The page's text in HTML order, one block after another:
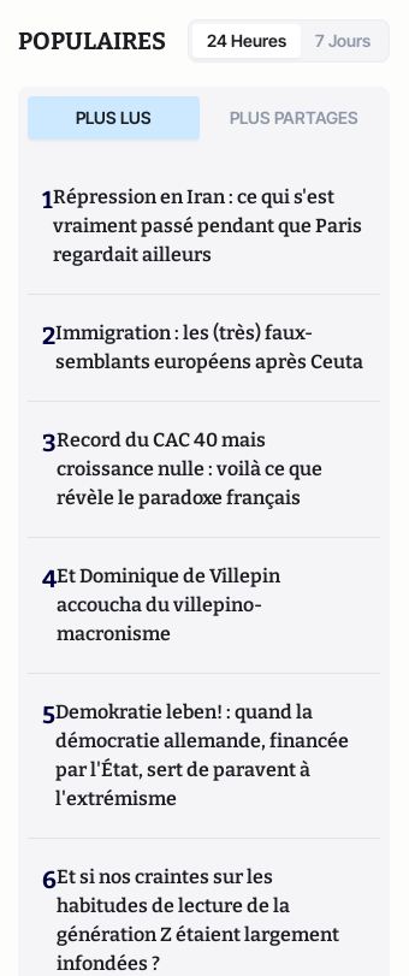
POPULAIRES 24 Heures 7 Jours
PLUS LUS PLUS PARTAGES
1Répression en Iran : ce qui s'est
vraiment passé pendant que Paris
regardait ailleurs
2Immigration : les (très) faux-
semblants européens après Ceuta
3Record du CAC 40 mais
croissance nulle : voilà ce que
révèle le paradoxe français
4Et Dominique de Villepin
accoucha du villepino-
macronisme
5Demokratie leben! : quand la
démocratie allemande, financée
par l'État, sert de paravent à
l'extrémisme
6Et si nos craintes sur les
habitudes de lecture de la
génération Z étaient largement
infondées ?